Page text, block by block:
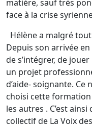
matière, sauf très
face à la crise
Hélène a malgré
Depuis son arrivée
de s’intégrer, de
un projet
d’aide- soignante. Ce
choisi cette
les autres . C’est ainsi
collectif de La Voix